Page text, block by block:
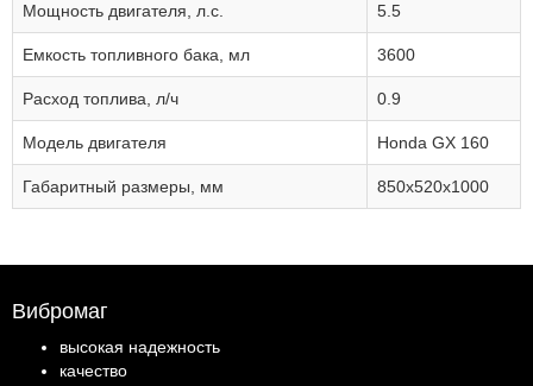
Мощность двигателя, л.с. 5.5
Емкость топливного бака, мл 3600
Расход топлива, л/ч 0.9
Модель двигателя Honda GX 160
Габаритный размеры, мм 850x520x1000
Вибромаг
высокая надежность
качество